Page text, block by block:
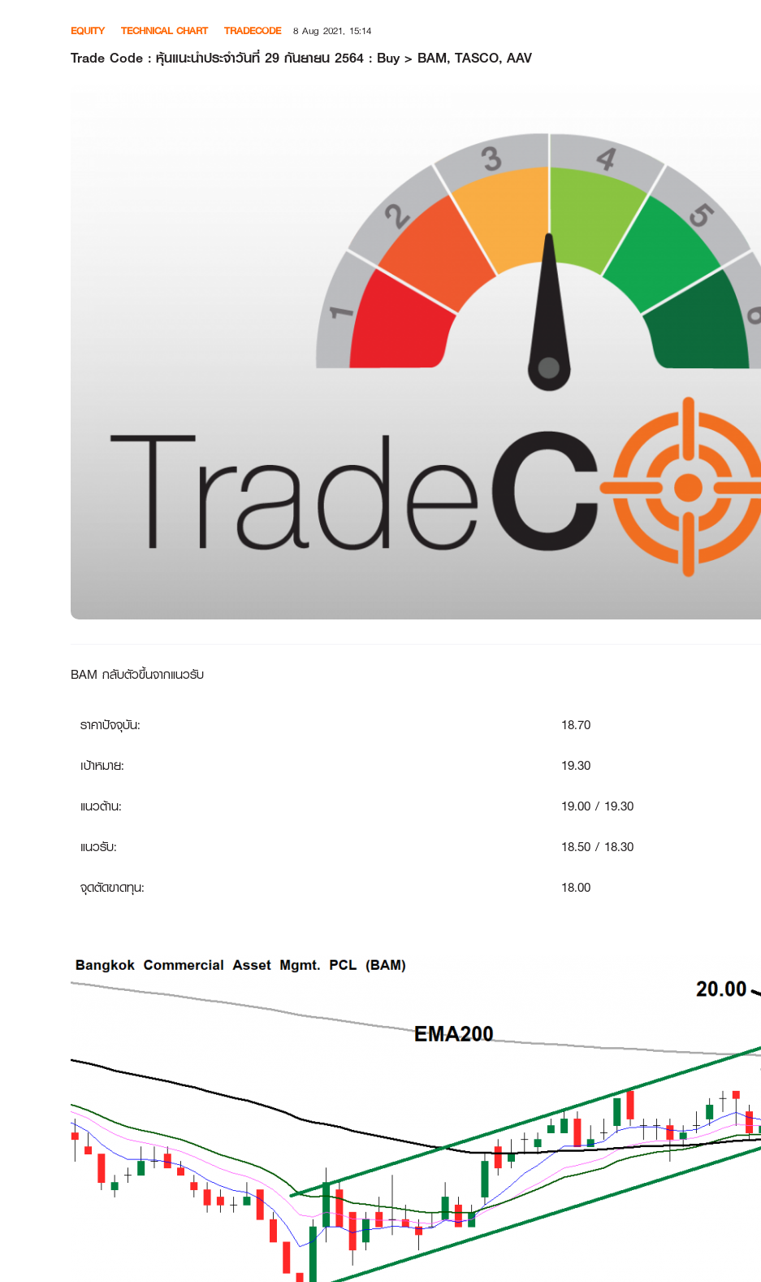
EQUITY TECHNICAL CHART TRADECODE 8 Aug 2021, 15:14
Trade Code : หุ้นแนะนำประจำวันที่ 29 กันยายน 2564 : Buy > BAM, TASCO, AAV
BAM กลับตัวขึ้นจากแนวรับ
ราคาปัจจุบัน:
18.70
เป้าหมาย:
19.30
แนวต้าน:
19.00 / 19.30
แนวรับ:
18.50 / 18.30
จุดตัดขาดทุน: 18.00